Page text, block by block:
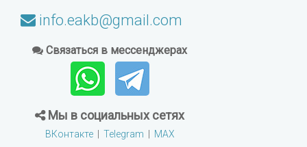
info.eakb@gmail.com
Связаться в мессенджерах
Мы в социальных сетях
ВКонтакте| Telegram | MAX